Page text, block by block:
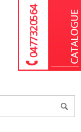
04 77 32 05 64